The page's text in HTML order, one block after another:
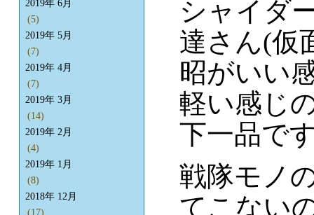
シャイダ
達さん(仮
昭がいい
軽い感じ
下一品で
戦隊モノ
てこない
2019年 6月
(5)
2019年 5月
(7)
2019年 4月
(7)
2019年 3月
(14)
2019年 2月
(4)
2019年 1月
(8)
2018年 12月
(17)